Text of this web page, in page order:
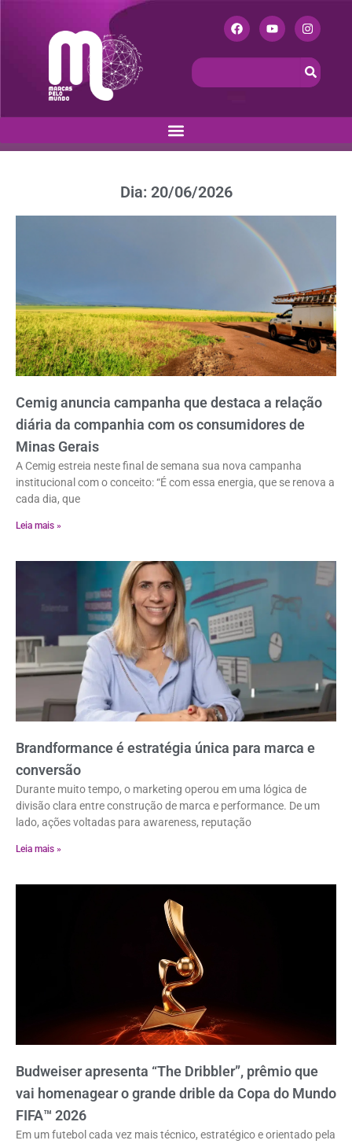
Dia: 20/06/2026
Cemig anuncia campanha que destaca a relação
diária da companhia com os consumidores de
Minas Gerais
A Cemig estreia neste final de semana sua nova campanha
institucional com o conceito: “É com essa energia, que se renova a
cada dia, que
Leia mais »
Brandformance é estratégia única para marca e
conversão
Durante muito tempo, o marketing operou em uma lógica de
divisão clara entre construção de marca e performance. De um
lado, ações voltadas para awareness, reputação
Leia mais »
Budweiser apresenta “The Dribbler”, prêmio que
vai homenagear o grande drible da Copa do Mundo
FIFA™ 2026
Em um futebol cada vez mais técnico, estratégico e orientado pela